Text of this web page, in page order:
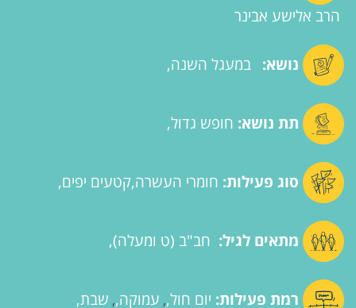
הרב אלישע אבינר
נושא: במעגל השנה
תת נושא: חופש גדול
סוג פעילות: חומרי העשרה קטעים יפים
מתאים לגיל: חב"ב (ט ומעלה)
רמת פעילות: יום חול , עמוקה , שבת